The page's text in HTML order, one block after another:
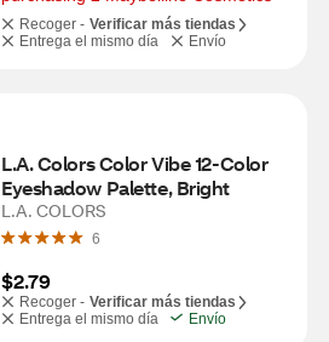
Recoger - Verificar más tiendas
Entrega el mismo día
Envío
L.A. Colors Color Vibe 12-Color
Eyeshadow Palette, Bright
L.A. COLORS
6
$2.79
Recoger - Verificar más tiendas
Entrega el mismo día
Envío